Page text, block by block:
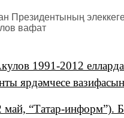
1991-2012 елларда
ярдәмчесе
май, “Татар-информ”).